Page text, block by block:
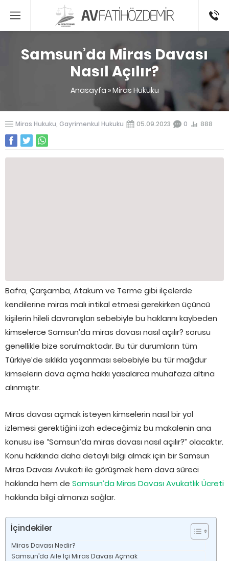
Samsun’da Miras Davası
Nasıl Açılır?
Anasayfa »Miras Hukuku
Miras Hukuku Gayrimenkul Hukuku 05.09.2023 0 888
Bafra, Çarşamba, Atakum ve Terme gibi ilçelerde
kendilerine miras malı intikal etmesi gerekirken üçüncü
kişilerin hileli davranışları sebebiyle bu haklarını kaybeden
kimselerce Samsun’da miras davası nasıl açılır? sorusu
genellikle bize sorulmaktadır. Bu tür durumların tüm
Türkiye’de sıklıkla yaşanması sebebiyle bu tür mağdur
kimselerin dava açma hakkı yasalarca muhafaza altına
alınmıştır.
Miras davası açmak isteyen kimselerin nasıl bir yol
izlemesi gerektiğini izah edeceğimiz bu makalenin ana
konusu ise “Samsun’da miras davası nasıl açılır?” olacaktır.
Konu hakkında daha detaylı bilgi almak için bir Samsun
Miras Davası Avukatı ile görüşmek hem dava süreci
hakkında hem de Samsun’da Miras Davası Avukatlık Ücreti
hakkında bilgi almanızı sağlar.
İçindekiler
Miras Davası Nedir?
Samsun’da Aile İçi Miras Davası Açmak